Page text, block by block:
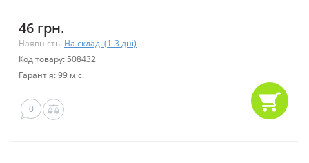
46 грн.
Наявність: На складі (1-3 дні)
Код товару: 508432
Гарантія: 99 міс.
0